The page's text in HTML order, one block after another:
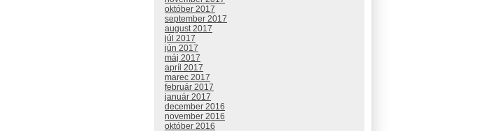
október 2017
september 2017
august 2017
júl 2017
jún 2017
máj 2017
apríl 2017
marec 2017
február 2017
január 2017
december 2016
november 2016
október 2016